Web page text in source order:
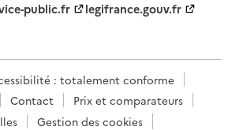
public.fr
legifrance.gouv.fr
: totalement conforme
Contact
Prix et comparateurs
Gestion des cookies